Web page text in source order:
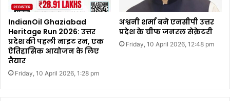
IndianOil Ghaziabad
Heritage Run 2026: उत्तर
प्रदेश की पहली नाइट रन, एक
ऐतिहासिक आयोजन के लिए
तैयार
Friday, 10 April 2026, 1:28 pm
अश्वनी शर्मा बने एनसीपी उत्तर
प्रदेश के चीफ जनरल सेक्रेटरी
Friday, 10 April 2026, 12:48 pm